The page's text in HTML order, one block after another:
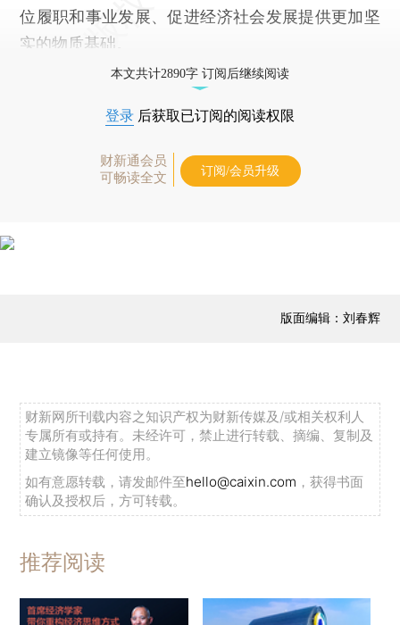
位履职和事业发展、促进经济社会发展提供更加坚
实的物质基础。
本文共计2890字 订阅后继续阅读
登录 后获取已订阅的阅读权限
财新通会员
可畅读全文
订阅/会员升级
版面编辑：刘春辉
财新网所刊载内容之知识产权为财新传媒及/或相关权利人
专属所有或持有。未经许可，禁止进行转载、摘编、复制及
建立镜像等任何使用。
如有意愿转载，请发邮件至hello@caixin.com ，获得书面
确认及授权后，方可转载。
推荐阅读